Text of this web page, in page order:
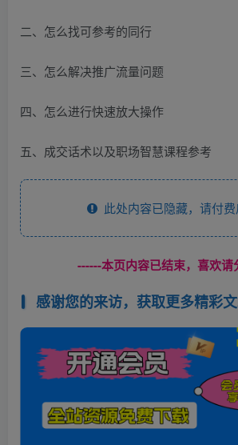
二、怎么找可参考的同行
三、怎么解决推广流量问题
四、怎么进行快速放大操作
五、成交话术以及职场智慧课程参考
此处内容已隐藏，请付费
------本页内容已结束，喜欢请
感谢您的来访，获取更多精彩文